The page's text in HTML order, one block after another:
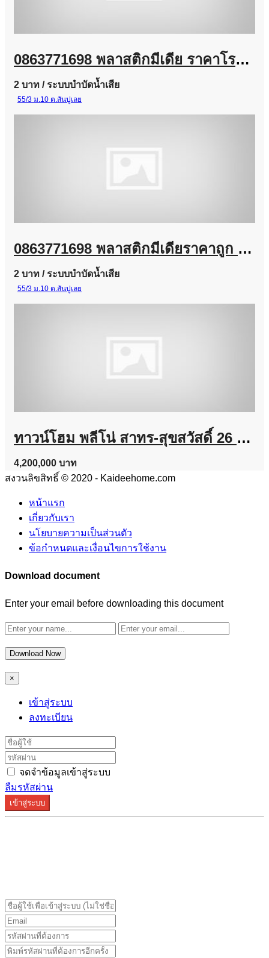
0863771698 พลาสติกมีเดีย ราคาโรงงาน | จำหน่าย Plastic Media สำหรับระบบบำบัดน้ำเสีย
2 บาท / ระบบบำบัดน้ำเสีย
55/3 ม.10 ต.สันปูเลย
0863771698 พลาสติกมีเดียราคาถูก / ขายลูกมีเดียบำบัดน้ำเสีย / ไบโอมีเดีย
2 บาท / ระบบบำบัดน้ำเสีย
55/3 ม.10 ต.สันปูเลย
ทาวน์โฮม พลีโน่ สาทร-สุขสวัสดิ์ 26 หลังริมพื้นที่เยอะ
4,200,000 บาท
สงวนลิขสิทธิ์ © 2020 - Kaideehome.com
หน้าแรก
เกี่ยวกับเรา
นโยบายความเป็นส่วนตัว
ข้อกำหนดและเงื่อนไขการใช้งาน
Download document
Enter your email before downloading this document
Download Now
×
เข้าสู่ระบบ
ลงทะเบียน
จดจำข้อมูลเข้าสู่ระบบ
ลืมรหัสผ่าน
เข้าสู่ระบบ